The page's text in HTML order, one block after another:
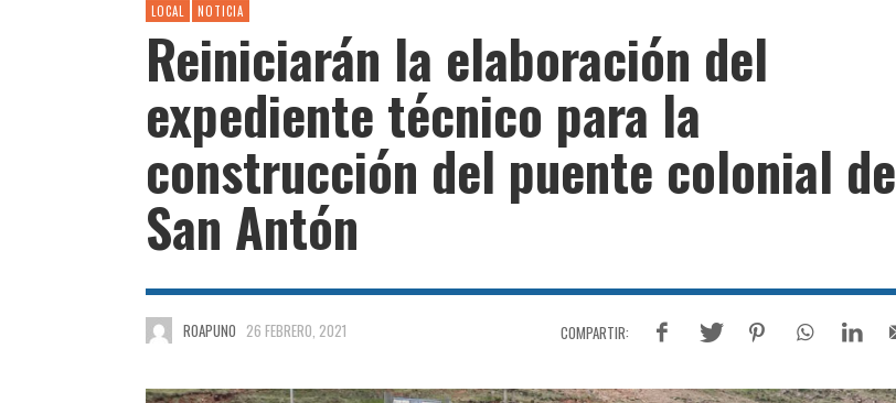
LOCAL NOTICIA
Reiniciarán la elaboración del
expediente técnico para la
construcción del puente colonial de
San Antón
ROAPUNO 26 FEBRERO, 2021